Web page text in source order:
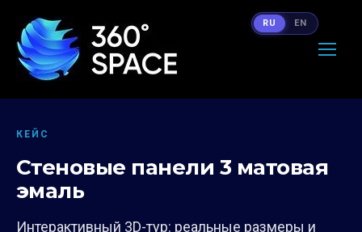
КЕЙС
Стеновые панели 3 матовая
эмаль
Интерактивный 3D-тур: реальные размеры и
RU EN